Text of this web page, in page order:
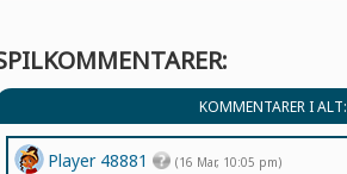
KOMMENTARER I ALT:
Player 48881 (16 Mar, 10:05 pm)